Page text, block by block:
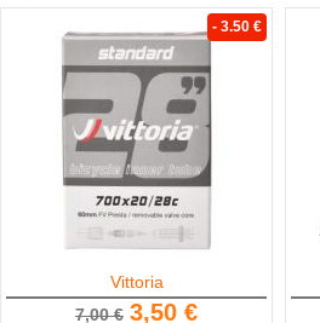
- 3.50 €
Vittoria
7,00 € 3,50 €